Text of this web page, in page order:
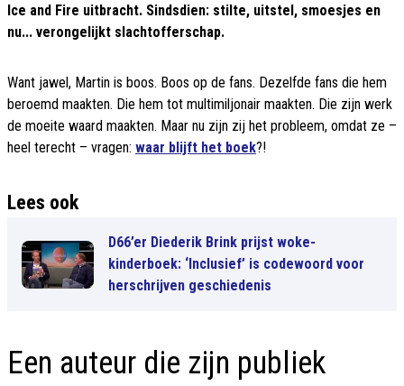
Ice and Fire uitbracht. Sindsdien: stilte, uitstel, smoesjes en
nu... verongelijkt slachtofferschap.
Want jawel, Martin is boos. Boos op de fans. Dezelfde fans die hem
beroemd maakten. Die hem tot multimiljonair maakten. Die zijn werk
de moeite waard maakten. Maar nu zijn zij het probleem, omdat ze –
heel terecht – vragen: waar blijft het boek?!
Lees ook
D66’er Diederik Brink prijst woke-
kinderboek: ‘Inclusief’ is codewoord voor
herschrijven geschiedenis
Een auteur die zijn publiek